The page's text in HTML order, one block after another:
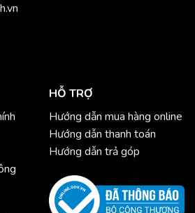
HỖ TRỢ
Hướng dẫn mua hàng online
Hướng dẫn thanh toán
Hướng dẫn trả góp